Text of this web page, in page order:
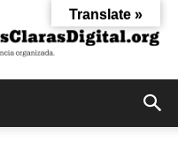
Translate »